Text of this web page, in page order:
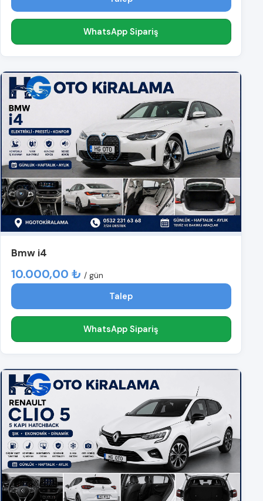
WhatsApp Sipariş
Bmw i4
10.000,00 ₺ / gün
Talep
WhatsApp Sipariş